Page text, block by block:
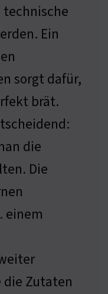
Ein
sorgt dafür,
brät.
die
Die
einem
die Zutaten